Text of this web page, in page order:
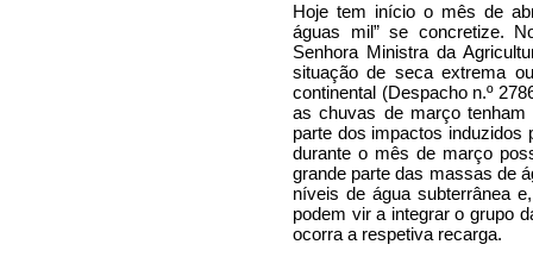
Hoje tem início o mês de
águas mil” se concretize.
Senhora Ministra da
situação de seca extrema
continental (Despacho n.º
as chuvas de março tenham
parte dos impactos induzidos
durante o mês de março
grande parte das massas de
níveis de água subterrânea
podem vir a integrar o grupo
ocorra a respetiva recarga.